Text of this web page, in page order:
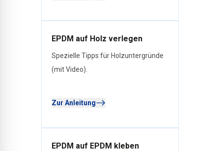
EPDM auf Holz verlegen
Spezielle Tipps für Holzuntergründe
(mit Video).
Zur Anleitung
EPDM auf EPDM kleben